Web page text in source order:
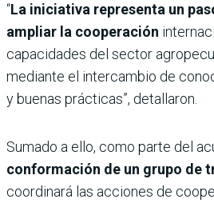
“La iniciativa representa un
ampliar la cooperación
capacidades del sector
mediante el intercambio de
y buenas prácticas”, detallaron.
Sumado a ello, como parte del
conformación de un grupo de
coordinará las acciones de